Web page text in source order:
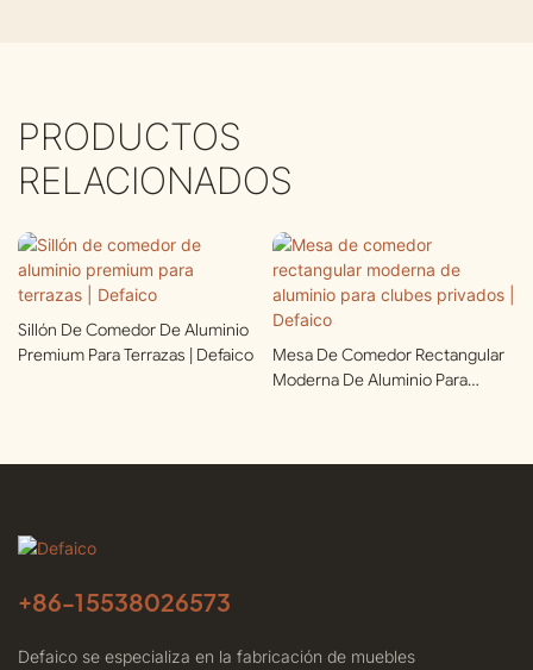
PRODUCTOS
RELACIONADOS
Sillón De Comedor De Aluminio
Premium Para Terrazas | Defaico
Mesa De Comedor Rectangular
Moderna De Aluminio Para
+86-15538026573
Defaico se especializa en la fabricación de muebles